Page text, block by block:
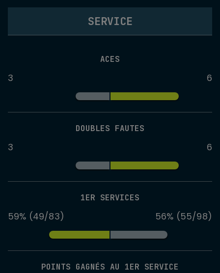
SERVICE
ACES
3 6
DOUBLES FAUTES
3 6
1ER SERVICES
59% (49/83) 56% (55/98)
POINTS GAGNÉS AU 1ER SERVICE